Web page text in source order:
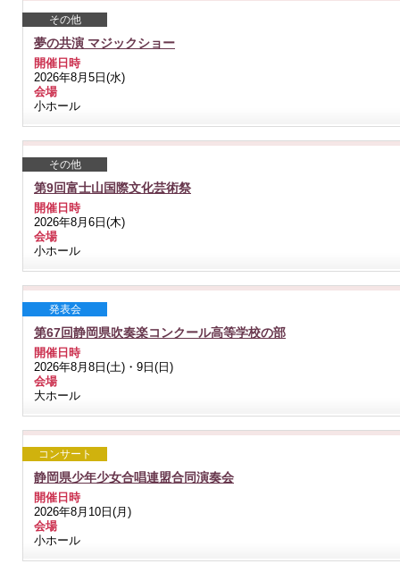
その他
夢の共演 マジックショー
開催日時
2026年8月5日(水)
会場
小ホール
その他
第9回富士山国際文化芸術祭
開催日時
2026年8月6日(木)
会場
小ホール
発表会
第67回静岡県吹奏楽コンクール高等学校の部
開催日時
2026年8月8日(土)・9日(日)
会場
大ホール
コンサート
静岡県少年少女合唱連盟合同演奏会
開催日時
2026年8月10日(月)
会場
小ホール